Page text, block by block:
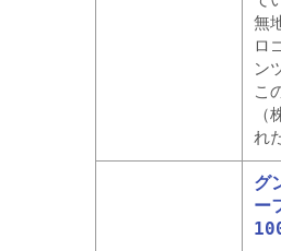
無
ロ
ン
こ
れ
グ
ー